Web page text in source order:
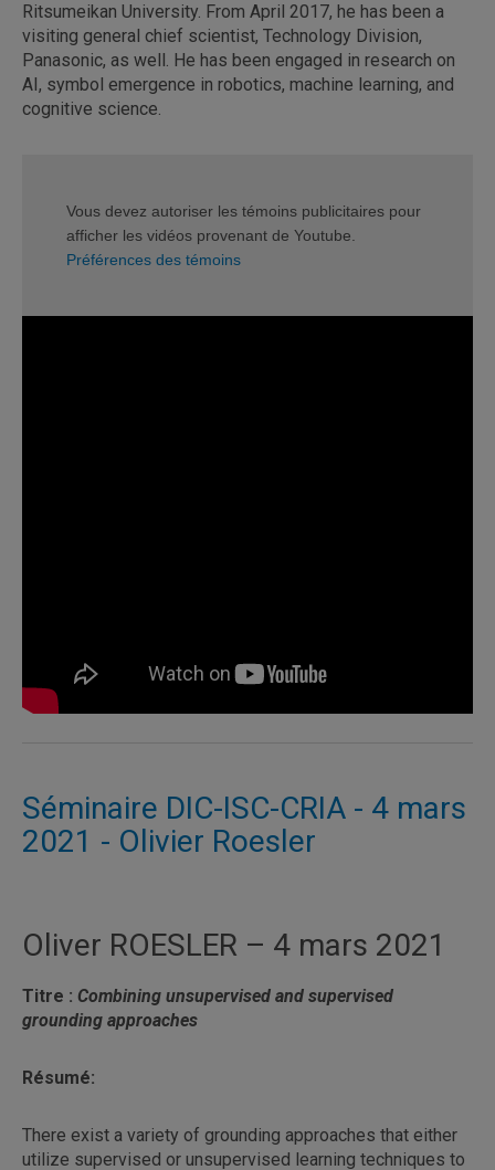
Ritsumeikan University. From April 2017, he has been a
visiting general chief scientist, Technology Division,
Panasonic, as well. He has been engaged in research on
AI, symbol emergence in robotics, machine learning, and
cognitive science.
Vous devez autoriser les témoins publicitaires pour
afficher les vidéos provenant de Youtube.
Préférences des témoins
Séminaire DIC-ISC-CRIA - 4 mars
2021 - Olivier Roesler
Oliver ROESLER – 4 mars 2021
Titre : Combining unsupervised and supervised
grounding approaches
Résumé:
There exist a variety of grounding approaches that either
utilize supervised or unsupervised learning techniques to